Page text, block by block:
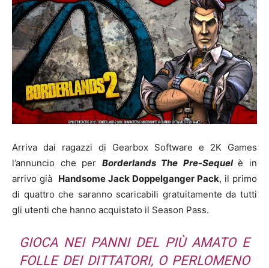
Arriva dai ragazzi di Gearbox Software e 2K Games
l’annuncio che per Borderlands The Pre-Sequel è in
arrivo già Handsome Jack Doppelganger Pack, il primo
di quattro che saranno scaricabili gratuitamente da tutti
gli utenti che hanno acquistato il Season Pass.
GIOCA NEI PANNI DEL PIÙ AMATO E
FOLLE DEI DITTATORI, O PERLOMENO